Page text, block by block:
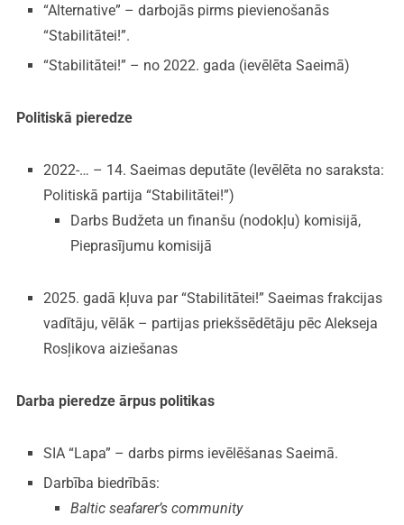
“Alternative” – darbojās pirms pievienošanās
“Stabilitātei!”.
“Stabilitātei!” – no 2022. gada (ievēlēta Saeimā)
Politiskā pieredze
2022-… – 14. Saeimas deputāte (Ievēlēta no saraksta:
Politiskā partija “Stabilitātei!”)
Darbs Budžeta un finanšu (nodokļu) komisijā,
Pieprasījumu komisijā
2025. gadā kļuva par “Stabilitātei!” Saeimas frakcijas
vadītāju, vēlāk – partijas priekšsēdētāju pēc Alekseja
Rosļikova aiziešanas
Darba pieredze ārpus politikas
SIA “Lapa” – darbs pirms ievēlēšanas Saeimā.
Darbība biedrībās:
Baltic seafarer’s community